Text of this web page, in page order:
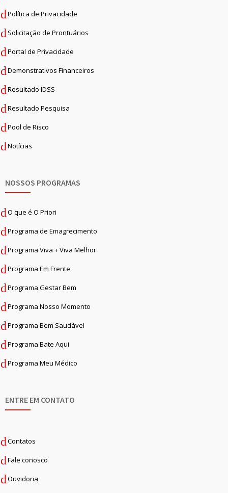
Política de Privacidade
Solicitação de Prontuários
Portal de Privacidade
Demonstrativos Financeiros
Resultado IDSS
Resultado Pesquisa
Pool de Risco
Notícias
NOSSOS PROGRAMAS
O que é O Priori
Programa de Emagrecimento
Programa Viva + Viva Melhor
Programa Em Frente
Programa Gestar Bem
Programa Nosso Momento
Programa Bem Saudável
Programa Bate Aqui
Programa Meu Médico
ENTRE EM CONTATO
Contatos
Fale conosco
Ouvidoria